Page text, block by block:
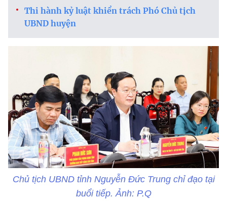
Thi hành kỷ luật khiển trách Phó Chủ tịch
UBND huyện
Chủ tịch UBND tỉnh Nguyễn Đức Trung chỉ đạo tại
buổi tiếp. Ảnh: P.Q